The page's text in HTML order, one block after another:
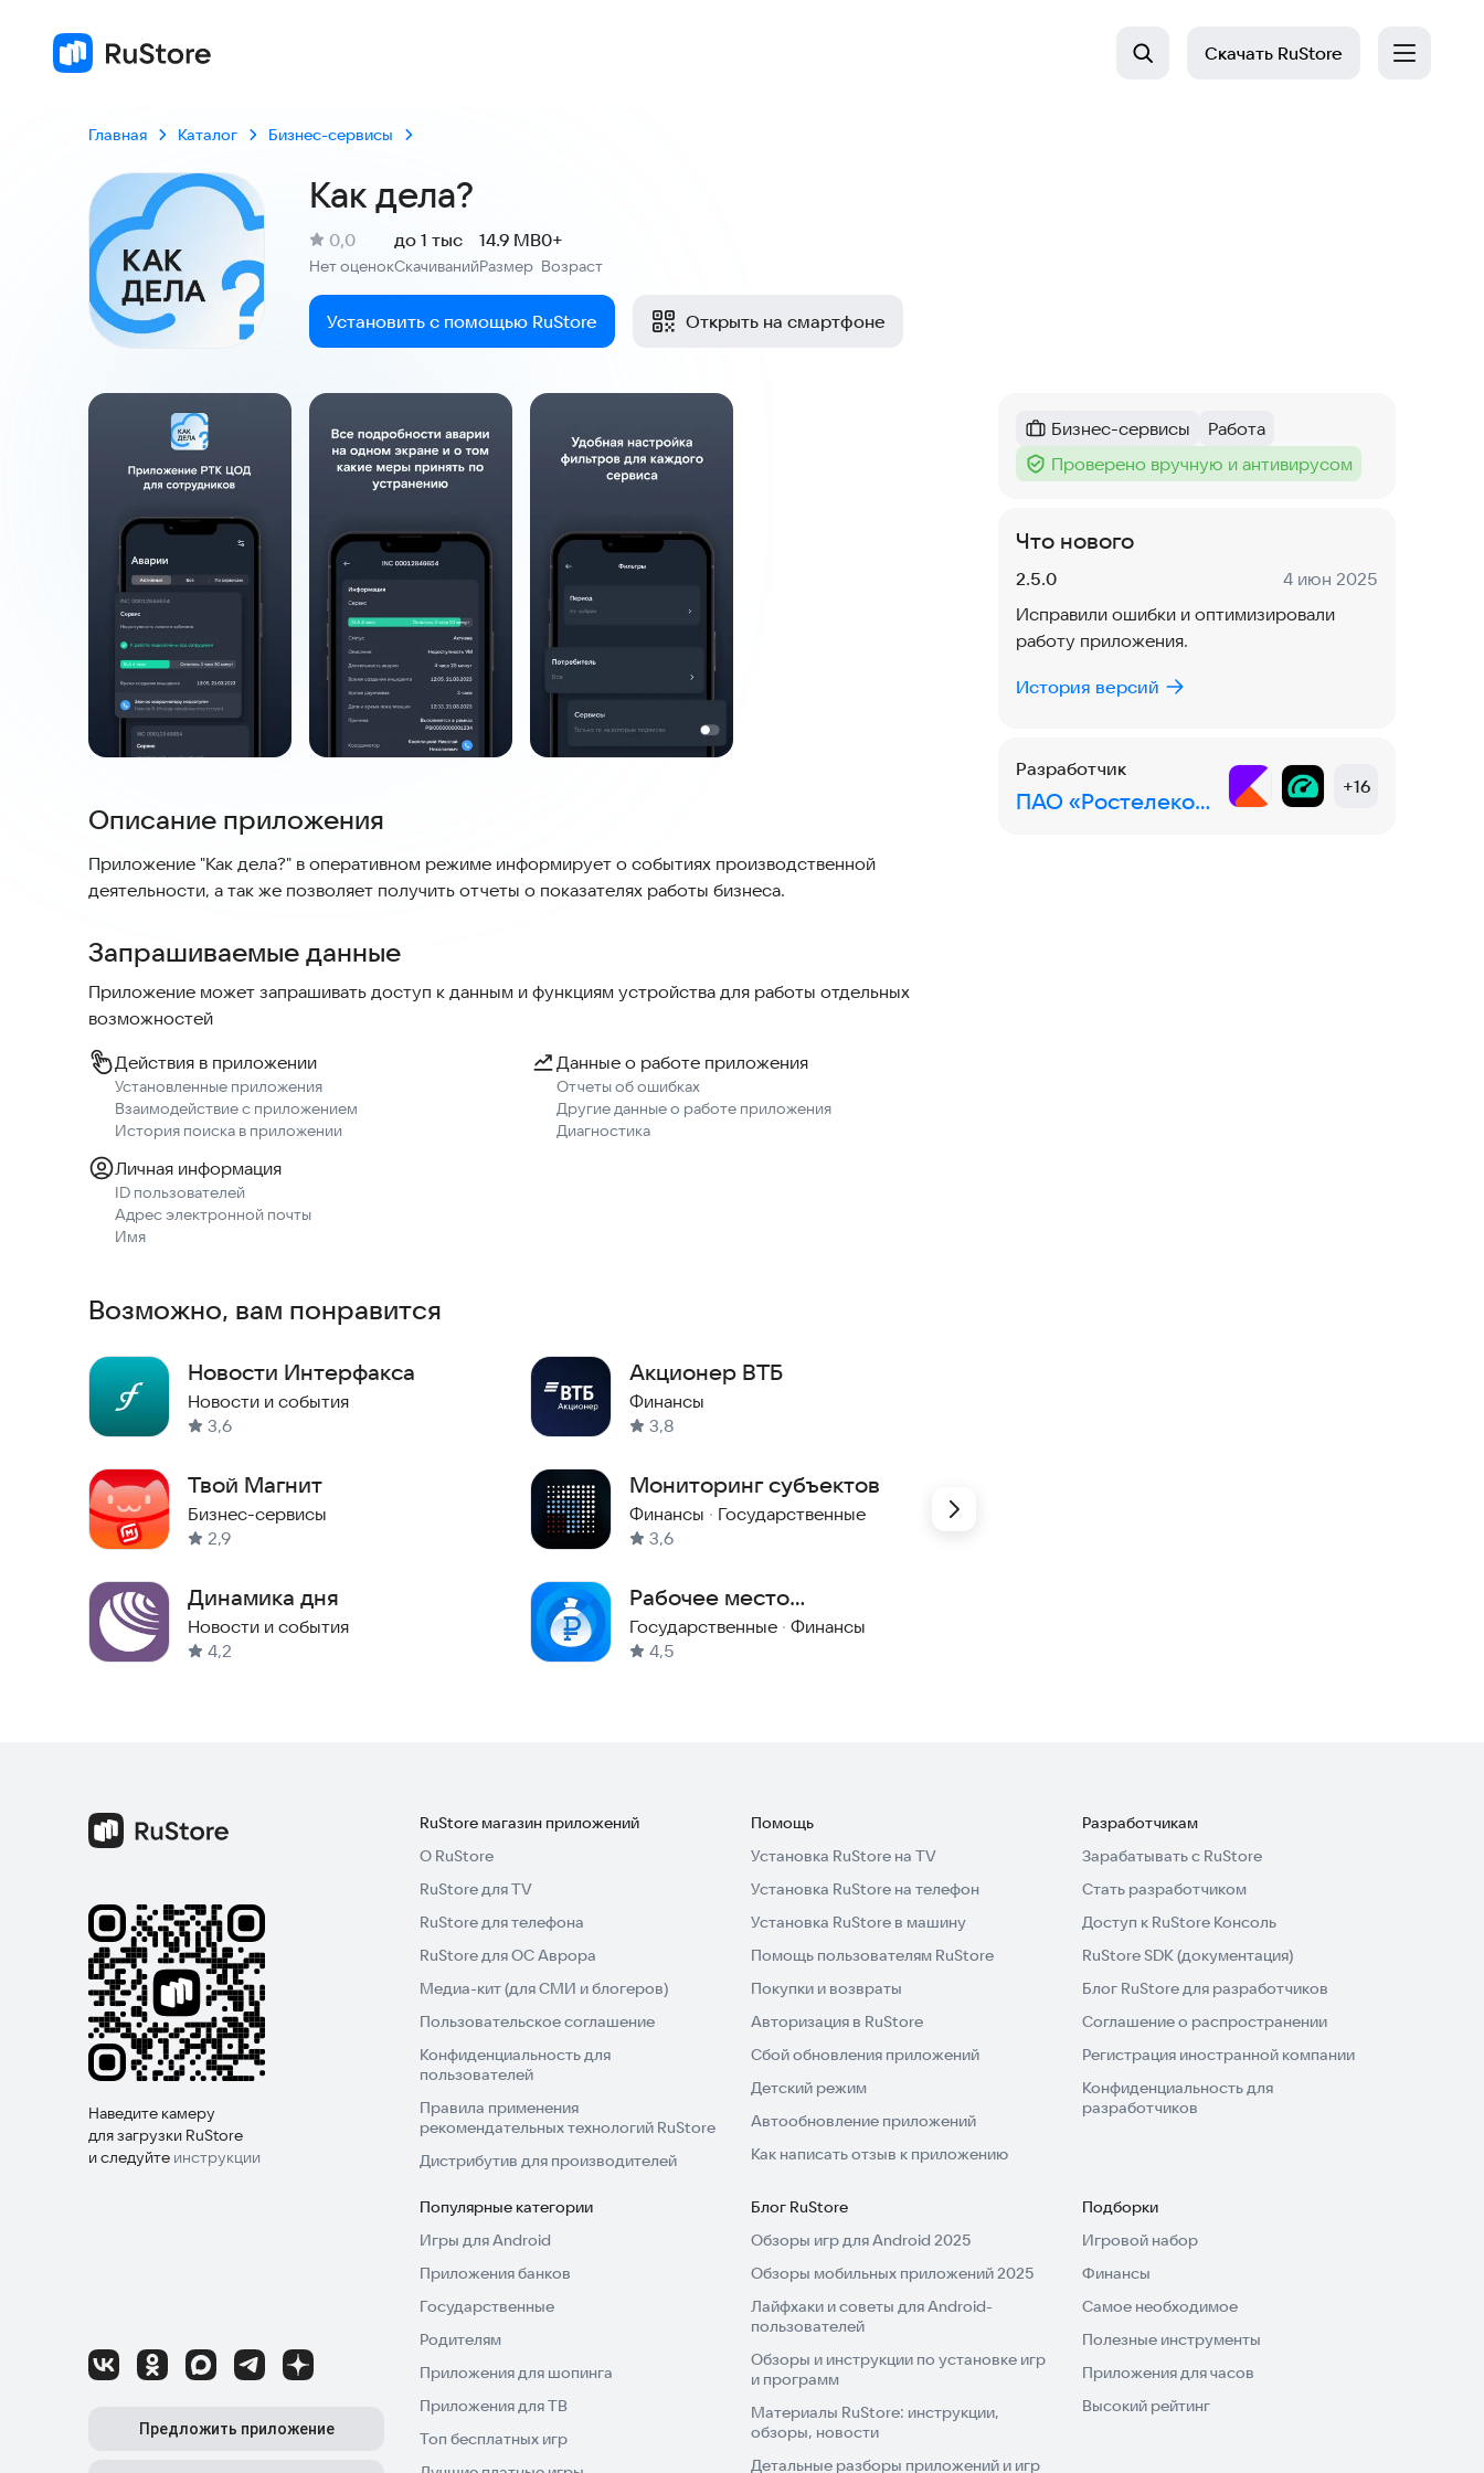
Скачать RuStore
Главная Каталог Бизнес-сервисы
Как дела?
Рейтинг:
0,0
Нет оценокСкачиваний
до 1 тыс
Размер
14.9 MB
Возраст
0+
Установить с помощью RuStore Открыть на смартфоне
Скриншоты
Описание приложения
Приложение "Как дела?" в оперативном режиме информирует о событиях производственной
деятельности, а так же позволяет получить отчеты о показателях работы бизнеса.
Запрашиваемые данные
Приложение может запрашивать доступ к данным и функциям устройства для работы отдельных
возможностей
Действия в приложении
Установленные приложения
Взаимодействие с приложением
История поиска в приложении
Данные о работе приложения
Отчеты об ошибках
Другие данные о работе приложения
Диагностика
Личная информация
ID пользователей
Адрес электронной почты
Имя
Возможно, вам понравится
Новости Интерфакса
Новости и события
3,6
Твой Магнит
Бизнес-сервисы
2,9
Динамика дня
Новости и события
4,2
Акционер ВТБ
Финансы
3,8
Мониторинг субъектов
Финансы · Государственные
3,6
Рабочее место
руководителя ФНС
Государственные · Финансы
4,5
Категория:
Бизнес-сервисы
Тег:
Работа
Тег :
Проверено вручную и антивирусом
Что нового
Версия:
2.5.0 Дата:
4 июн 2025
Исправили ошибки и оптимизировали
работу приложения.
История версий
Разработчик
ПАО «Ростелеком»
+16
Наведите камеру
для загрузки RuStore
и следуйте инструкции
Предложить приложение
RuStore магазин приложений
О RuStore
RuStore для TV
RuStore для телефона
RuStore для ОС Аврора
Медиа-кит (для СМИ и блогеров)
Пользовательское соглашение
Конфиденциальность для
пользователей
Правила применения
рекомендательных технологий RuStore
Дистрибутив для производителей
Помощь
Установка RuStore на TV
Установка RuStore на телефон
Установка RuStore в машину
Помощь пользователям RuStore
Покупки и возвраты
Авторизация в RuStore
Сбой обновления приложений
Детский режим
Автообновление приложений
Как написать отзыв к приложению
Разработчикам
Зарабатывать с RuStore
Стать разработчиком
Доступ к RuStore Консоль
RuStore SDK (документация)
Блог RuStore для разработчиков
Соглашение о распространении
Регистрация иностранной компании
Конфиденциальность для
разработчиков
Популярные категории
Игры для Android
Приложения банков
Государственные
Родителям
Приложения для шопинга
Приложения для ТВ
Топ бесплатных игр
Блог RuStore
Обзоры игр для Android 2025
Обзоры мобильных приложений 2025
Лайфхаки и советы для Android-
пользователей
Обзоры и инструкции по установке игр
и программ
Материалы RuStore: инструкции,
обзоры, новости
Детальные разборы приложений и игр
Подборки
Игровой набор
Финансы
Самое необходимое
Полезные инструменты
Приложения для часов
Высокий рейтинг